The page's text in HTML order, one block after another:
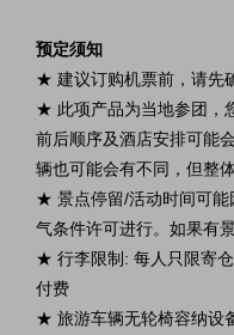
预定须知
★ 建议订购机票前，请先
★ 此项产品为当地参团，
前后顺序及酒店安排可能
辆也可能会有不同，但整
★ 景点停留/活动时间可能
气条件许可进行。如果有
★ 行李限制: 每人只限寄
付费
★ 旅游车辆无轮椅容纳设